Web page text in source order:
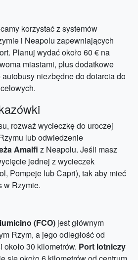
korzystać z systemów
i Neapolu zapewniających
Planuj wydać około 60 € na
miastami, plus dodatkowe
niezbędne do dotarcia do
rozważ wycieczkę do uroczej
lub odwiedzenie
Amalfi z Neapolu. Jeśli masz
jednej z wycieczek
Pompeje lub Capri), tak aby mieć
w Rzymie.
(FCO) jest głównym
Rzym, a jego odległość od
30 kilometrów. Port lotniczy